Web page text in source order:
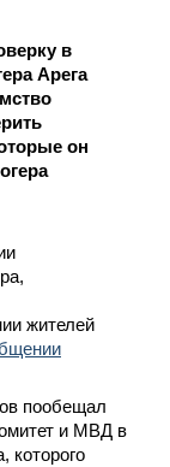
в
Арега
он
жителей
пообещал
и МВД в
которого